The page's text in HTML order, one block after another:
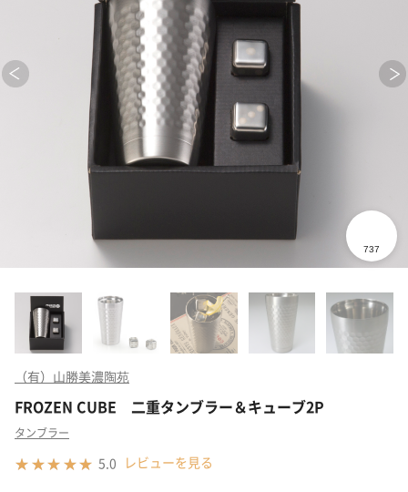
（有）山勝美濃陶苑
FROZEN CUBE 二重タンブラー＆キューブ2P
タンブラー
5.0 レビューを見る